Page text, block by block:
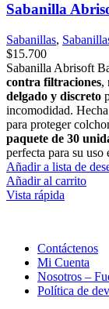
Sabanilla
Sabanillas,
$15.700
Sabanilla Abrisoft
contra filtraciones,
delgado y discreto
incomodidad.
para proteger
paquete de 30
perfecta para su uso
Añadir a lista de
Añadir al carrito
Vista rápida
Contáctenos
Mi Cuenta
Nosotros –
Política de